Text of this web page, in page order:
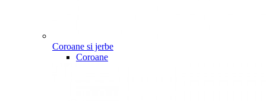
Coroane si jerbe
Coroane